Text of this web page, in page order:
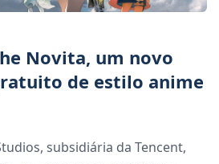
Novita, um novo
de estilo anime
subsidiária da Tencent,